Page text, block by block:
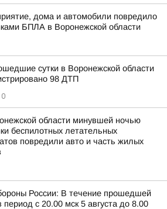
дома и автомобили повредило
БПЛА в Воронежской области
сутки в Воронежской области
98 ДТП
области минувшей ночью
беспилотных летательных
повредили авто и часть жилых
России: В течение прошедшей
период с 20.00 мск 5 августа до 8.00